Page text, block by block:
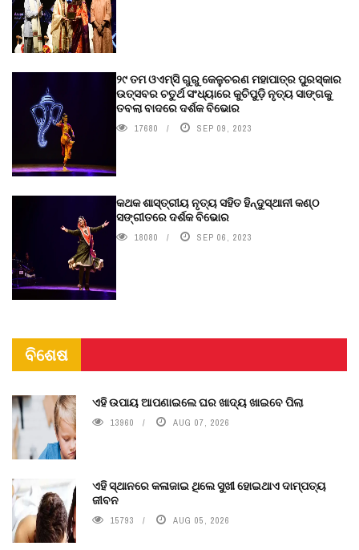
୨୯ ତମ ଓଏମ୍‌ସି ଗୁରୁ କେଳୁଚରଣ ମହାପାତ୍ର ପୁରସ୍କାର
ଉତ୍ସବର ଚତୁର୍ଥ ସଂଧ୍ୟାରେ କୁଚିପୁଡ଼ି ନୃତ୍ୟ ସାଙ୍ଗକୁ
ତବଲା ବାଦରେ ଦର୍ଶକ ବିଭୋର
17680 SEP 09, 2023
କଥକ ଶାସ୍ତ୍ରୀୟ ନୃତ୍ୟ ସହିତ ହିନ୍ଦୁସ୍ଥାନୀ କଣ୍ଠ
ସଙ୍ଗୀତରେ ଦର୍ଶକ ବିଭୋର
18080 SEP 06, 2023
ବିଶେଷ
ଏହି ଉପାୟ ଆପଣାଇଲେ ଘର ଖାଦ୍ୟ ଖାଇବେ ପିଲା
13960 AUG 07, 2026
ଏହି ସ୍ଥାନରେ କଳାଜାଇ ଥିଲେ ସୁଖୀ ହୋଇଥାଏ ଦାମ୍ପତ୍ୟ
ଜୀବନ
15793 AUG 05, 2026